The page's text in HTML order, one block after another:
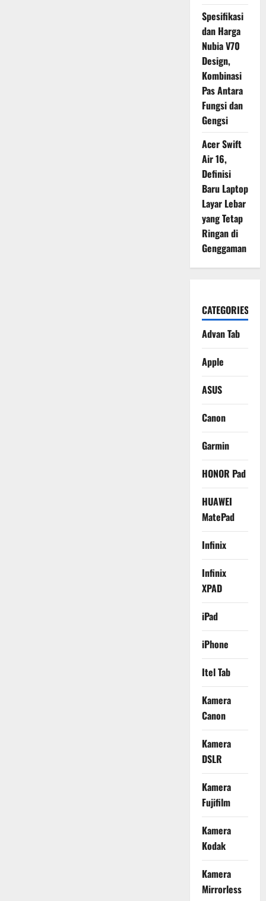
Spesifikasi
dan Harga
Nubia V70
Design,
Kombinasi
Pas Antara
Fungsi dan
Gengsi
Acer Swift
Air 16,
Definisi
Baru Laptop
Layar Lebar
yang Tetap
Ringan di
Genggaman
CATEGORIES
Advan Tab
Apple
ASUS
Canon
Garmin
HONOR Pad
HUAWEI
MatePad
Infinix
Infinix
XPAD
iPad
iPhone
Itel Tab
Kamera
Canon
Kamera
DSLR
Kamera
Fujifilm
Kamera
Kodak
Kamera
Mirrorless